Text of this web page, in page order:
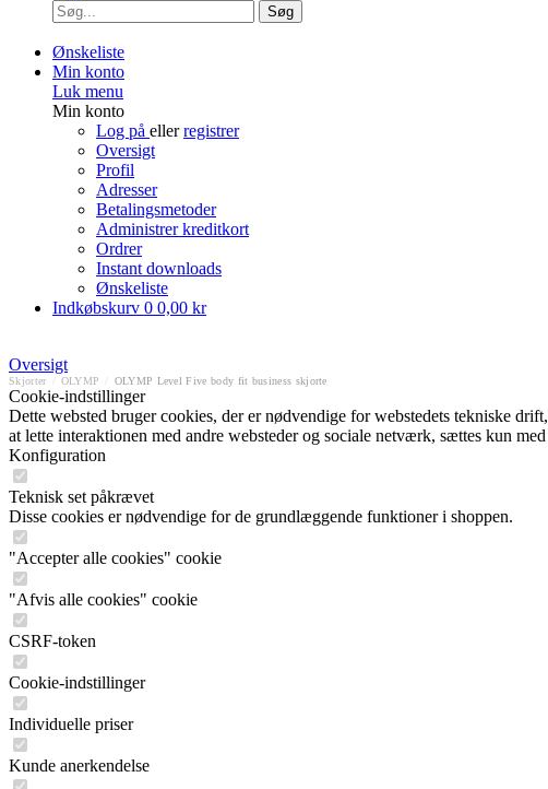
Søg
Ønskeliste
Min konto
Luk menu
Min konto
Log på ellerregistrer
Oversigt
Profil
Adresser
Betalingsmetoder
Administrer kreditkort
Ordrer
Instant downloads
Ønskeliste
Indkøbskurv 0 0,00 kr
Oversigt
Skjorter OLYMP OLYMP Level Five body fit business skjorte
Cookie-indstillinger
Dette websted bruger cookies, der er nødvendige for webstedets tekniske
at lette interaktionen med andre websteder og sociale netværk, sættes kun
Konfiguration
Teknisk set påkrævet
Disse cookies er nødvendige for de grundlæggende funktioner i shoppen.
"Accepter alle cookies" cookie
"Afvis alle cookies" cookie
CSRF-token
Cookie-indstillinger
Individuelle priser
Kunde anerkendelse